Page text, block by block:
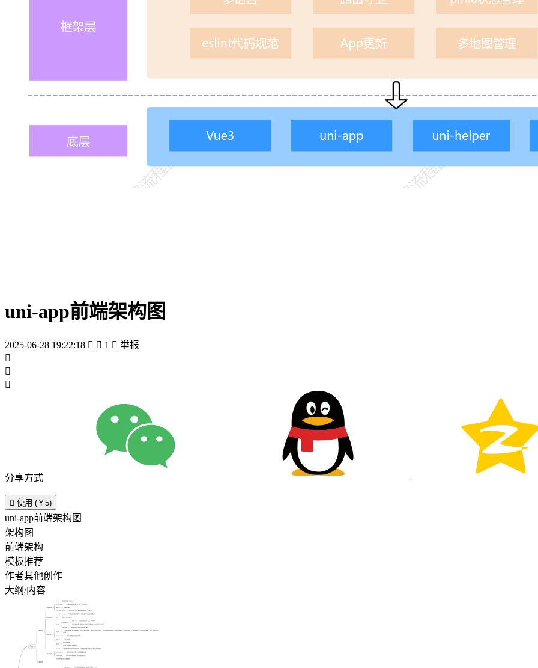
uni-app前端架构图
2025-06-28 19:22:18   1  举报



分享方式
 使用 (￥5)
uni-app前端架构图
架构图
前端架构
模板推荐
作者其他创作
大纲/内容